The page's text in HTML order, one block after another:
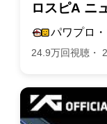
ロスピA ニ
パワプロ
24.9万回視聴・